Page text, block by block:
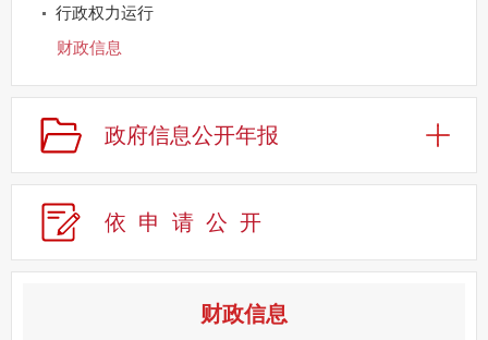
行政权力运行
财政信息
重点领域公开
规划信息
建议提案办理
公务员及事业单位招录
应急管理
回应关切
政府信息公开年报
依申请公 开
财政信息